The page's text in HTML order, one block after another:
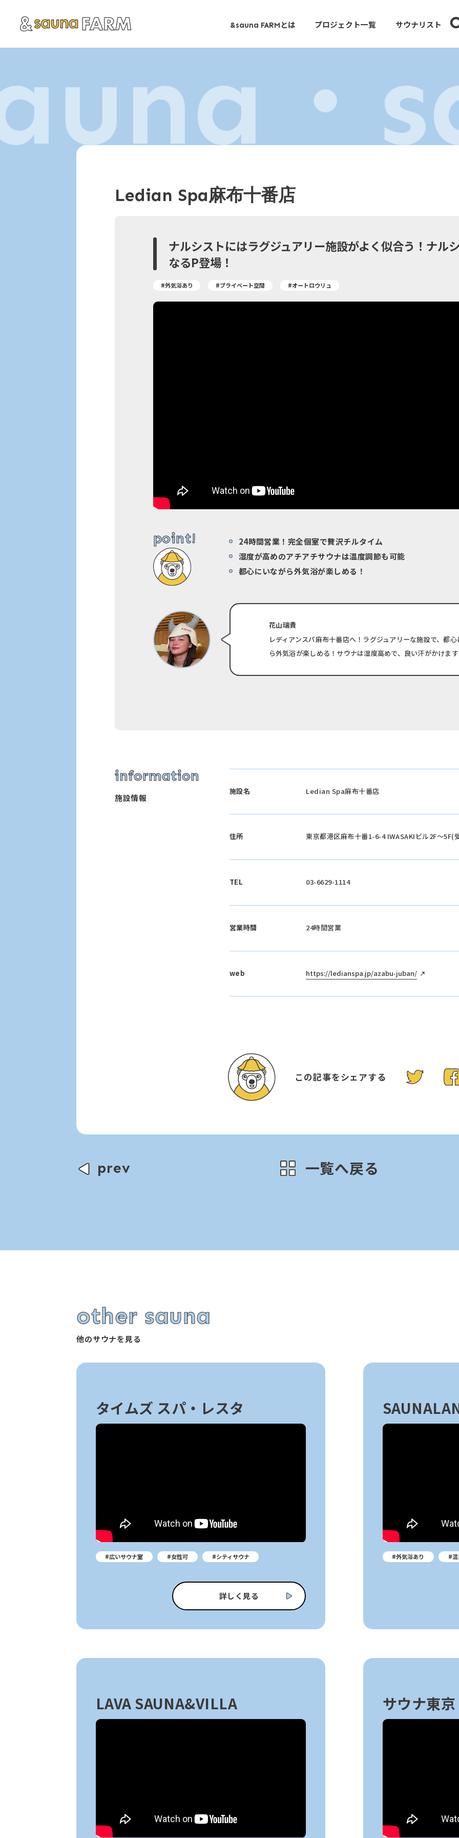
&sauna FARM とは プロジェクト一覧 サウナリスト
・
Ledian Spa麻布十番店
ナルシストにはラグジュアリー施設がよく似合う！ナル
なるP登場！
#外気浴あり #プライベート空間 #オートロウリュ
point!
24時間営業！完全個室で贅沢チルタイム
湿度が高めのアチアチサウナは温度調節も可能
都心にいながら外気浴が楽しめる！
花山瑞貴
レディアンスパ麻布十番店へ！ラグジュアリーな施設で、都
ら外気浴が楽しめる！サウナは湿度高めで、良い汗がかけま
information
施設情報
施設名 Ledian Spa麻布十番店
住所 東京都港区麻布十番1-6-4 IWASAKIビル2F～5F(
TEL 03-6629-1114
営業時間 24時間営業
web https://ledianspa.jp/azabu-juban/
この記事をシェアする
prev 一覧へ戻る
other sauna
他のサウナを見る
タイムズ スパ・レスタ
#広いサウナ室 #女性可 #シティサウナ
詳しく見る
#外気浴あり #
LAVA SAUNA&VILLA サウナ東京